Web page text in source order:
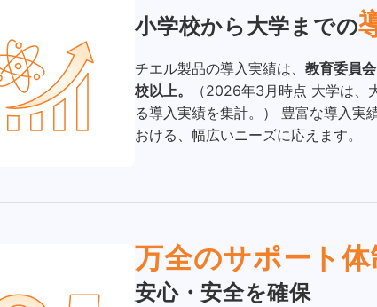
小学校から大学までの
チエル製品の導入実績は、教育委員
校以上。
（2026年3月時点 大学は、
る導入実績を集計。） 豊富な導入実
おける、幅広いニーズに応えます。
万全のサポート体
安心・安全を確保